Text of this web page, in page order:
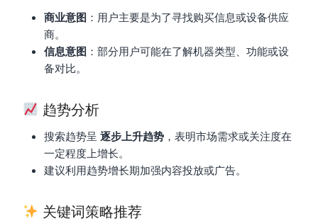
商业意图 ：用户主要是为了寻找购买信息或设备供应
商。
信息意图 ：部分用户可能在了解机器类型、功能或设
备对比。
趋势分析
搜索趋势呈 逐步上升趋势 ，表明市场需求或关注度在
一定程度上增长。
建议利用趋势增长期加强内容投放或广告。
关键词策略推荐